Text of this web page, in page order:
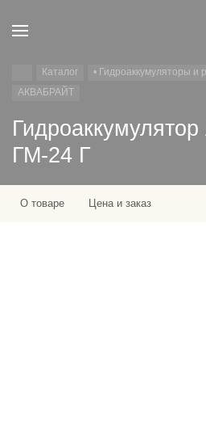
Каталог
• Гидроаккумуляторы и
АКВАБРАЙТ
ГМ-24 Г
О товаре Цена и заказ